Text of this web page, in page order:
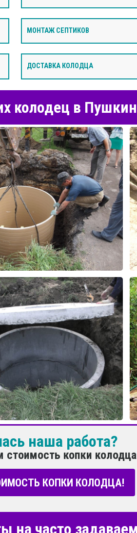
МОНТАЖ СЕПТИКОВ
ДОСТАВКА КОЛОДЦА
колодец в
наша работа?
стоимость копки
КОПКИ КОЛОДЦА!
на часто